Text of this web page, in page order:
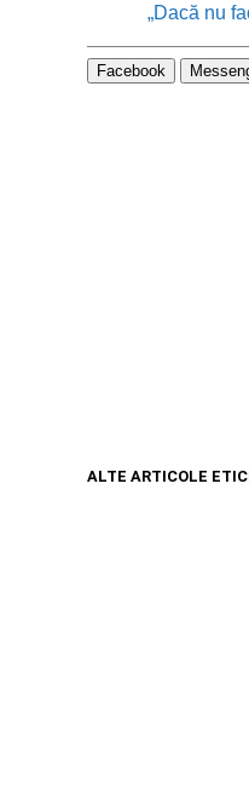
„Dacă nu
Facebook
ALTE ARTICOLE